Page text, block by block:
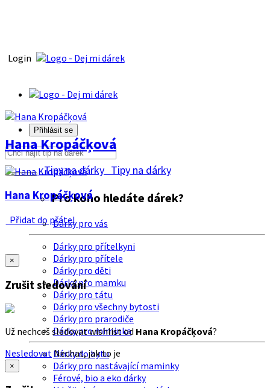
Login
Přihlásit se
Tipy na dárky Tipy na dárky
Pro koho hledáte dárek?
Dárky pro vás
Dárky pro přítelkyni
Dárky pro přítele
Dárky pro děti
Dárky pro mamku
Dárky pro tátu
Dárky pro všechny bytosti
Dárky pro prarodiče
Dárky pro miminka
Dárky do bytu
Dárky pro nastávající maminky
Férové, bio a eko dárky
Hana Kropáčķová
Hana Kropáčķová
Přidat do přátel
×
Zrušit sledování
Už nechceš sledovat wishlist od Hana Kropáčķová?
Nesledovat Nechat, jak to je
×